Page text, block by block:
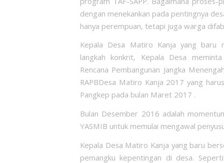
dengan menekankan pada pentingnya
hanya perempuan, tetapi juga warga
Kepala Desa Matiro Kanja yang baru
langkah konkrit, Kepala Desa
Rencana Pembangunan Jangka
RAPBDesa Matiro Kanja 2017 yang
Pangkep pada bulan Maret 2017 .
Bulan Desember 2016 adalah
YASMIB untuk memulai mengawal
Kepala Desa Matiro Kanja yang baru
pemangku kepentingan di desa.